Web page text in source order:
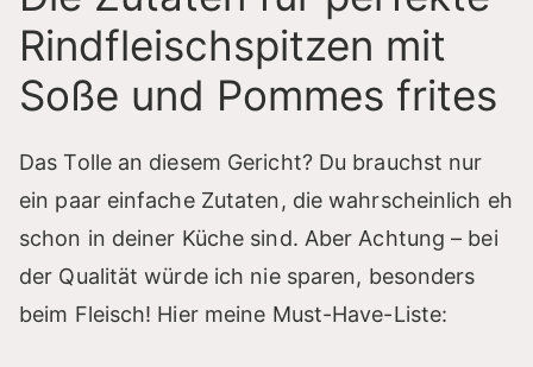
Rindfleischspitzen mit
Soße und Pommes frites
Das Tolle an diesem Gericht? Du brauchst nur
ein paar einfache Zutaten, die wahrscheinlich eh
schon in deiner Küche sind. Aber Achtung – bei
der Qualität würde ich nie sparen, besonders
beim Fleisch! Hier meine Must-Have-Liste: